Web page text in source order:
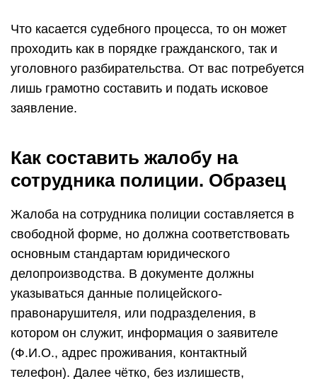
Что касается судебного процесса, то он может
проходить как в порядке гражданского, так и
уголовного разбирательства. От вас потребуется
лишь грамотно составить и подать исковое
заявление.
Как составить жалобу на
сотрудника полиции. Образец
Жалоба на сотрудника полиции составляется в
свободной форме, но должна соответствовать
основным стандартам юридического
делопроизводства. В документе должны
указываться данные полицейского-
правонарушителя, или подразделения, в
котором он служит, информация о заявителе
(Ф.И.О., адрес проживания, контактный
телефон). Далее чётко, без излишеств,